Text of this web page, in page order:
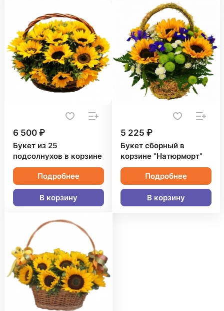
6 500 ₽
Букет из 25
подсолнухов в корзине
Подробнее
В корзину
5 225 ₽
Букет сборный в
корзине "Натюрморт"
Подробнее
В корзину